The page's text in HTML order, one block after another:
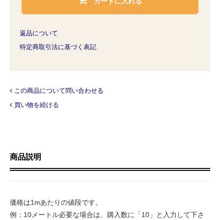
返品について
特定商取引法に基づく表記
この商品について問い合わせる
買い物を続ける
商品説明
価格は1mあたりの値段です。
例：10メートル必要な場合は、購入数に「10」と入力して下さ